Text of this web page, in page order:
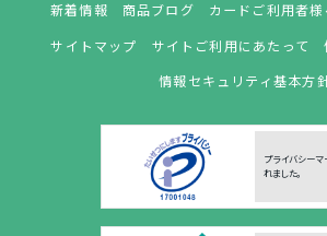
新着情報 商品ブログ カードご利用者様
サイトマップ
サイトご利用にあたって
情報セキュリティ基本方
プライバシーマ
れました。